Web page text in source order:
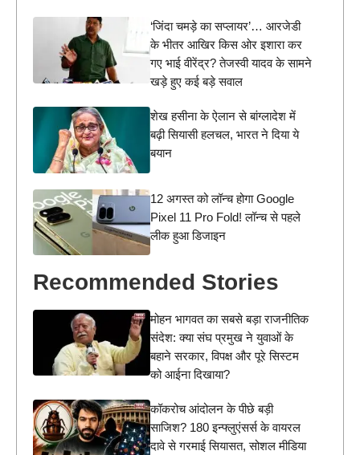
‘जिंदा चमड़े का सप्लायर’… आरजेडी
के भीतर आखिर किस ओर इशारा कर
गए भाई वीरेंद्र? तेजस्वी यादव के सामने
खड़े हुए कई बड़े सवाल
शेख हसीना के ऐलान से बांग्लादेश में
बढ़ी सियासी हलचल, भारत ने दिया ये
बयान
12 अगस्त को लॉन्च होगा Google
Pixel 11 Pro Fold! लॉन्च से पहले
लीक हुआ डिजाइन
Recommended Stories
मोहन भागवत का सबसे बड़ा राजनीतिक
संदेश: क्या संघ प्रमुख ने युवाओं के
बहाने सरकार, विपक्ष और पूरे सिस्टम
को आईना दिखाया?
कॉकरोच आंदोलन के पीछे बड़ी
साजिश? 180 इन्फ्लुएंसर्स के वायरल
दावे से गरमाई सियासत, सोशल मीडिया